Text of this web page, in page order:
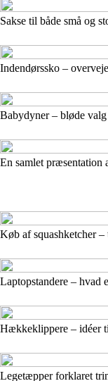
Sakse til både små og
Indendørssko –
Babydyner – bløde
En samlet præsentation
Køb af squashketcher
Laptopstandere – hvad
Hækkeklippere – idéer
Legetæpper forklaret